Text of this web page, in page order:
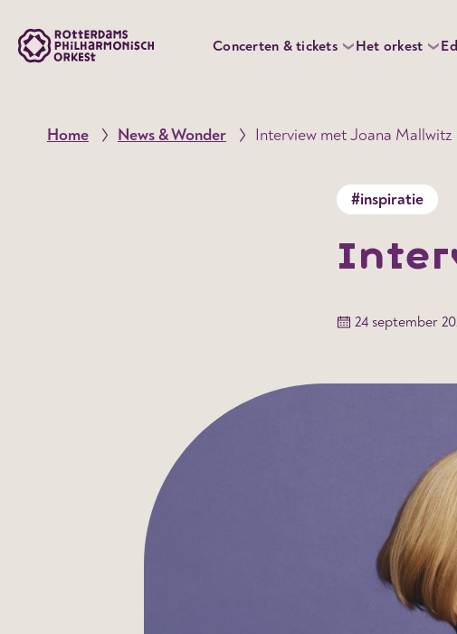
Concerten & tickets Het orkest
Home News & Wonder Interview met Joana Mallwitz
#inspiratie
24 september